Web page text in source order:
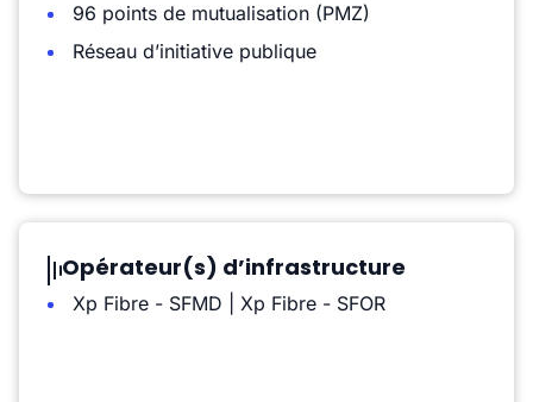
96 points de mutualisation (PMZ)
Réseau d’initiative publique
Opérateur(s) d’infrastructure
Xp Fibre - SFMD | Xp Fibre - SFOR